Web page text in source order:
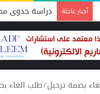
أخبار عاجلة دراسة جدوى
بصمة ترحيل/طلب الغاء